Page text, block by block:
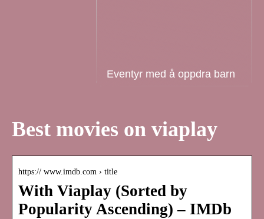
Eventyr med å oppdra barn
Best movies on viaplay
https:// www.imdb.com › title
With Viaplay (Sorted by
Popularity Ascending) – IMDb